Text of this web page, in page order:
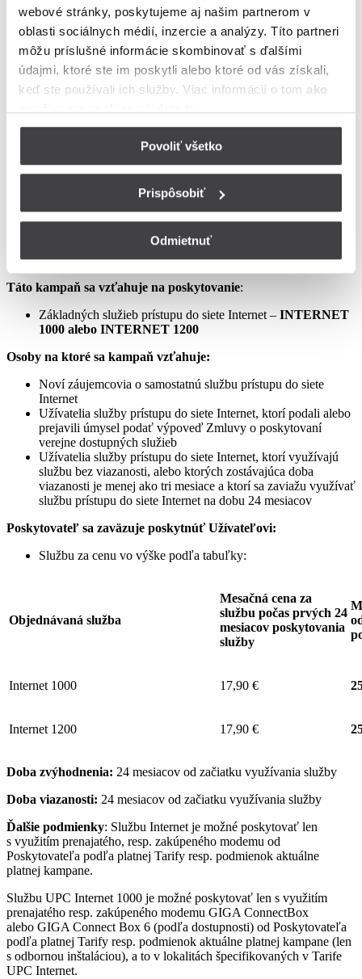
webové stránky, poskytujeme aj našim partnerom v
oblasti sociálnych médií, inzercie a analýzy. Títo partneri
môžu príslušné informácie skombinovať s ďalšími
údajmi, ktoré ste im poskytli alebo ktoré od vás získali,
keď ste používali ich služby. Viac informácií o tom ako
Povoliť všetko
Prispôsobiť
Odmietnuť
podmienkach neupravené sa riadia Zmluvou o poskytovaní verejne
dostupných služieb, vrátane všetkých jej súčastí, t.j. najmä
Všeobecných obchodných
podmienok na poskytovanie verejne dostupných služieb,
Osobitných podmienok, Tarify UPC Internet a Tarify jednorazových
služieb a iných platieb.
Ceny v týchto podmienkach kampane predstavujú mesačné
poplatky za využívanie služieb podľa týchto podmienok kampane a
sú uvedené vrátane DPH podľa aktuálne platných právnych
predpisov.
Aprílový Crazy Week – Internet samostatne – LIS
Táto kampaň sa vzťahuje na poskytovanie:
Základných služieb prístupu do siete Internet – INTERNET
1000 alebo INTERNET 1200
Osoby na ktoré sa kampaň vzťahuje:
Noví záujemcovia o samostatnú službu prístupu do siete
Internet
Užívatelia služby prístupu do siete Internet, ktorí podali alebo
prejavili úmysel podať výpoveď Zmluvy o poskytovaní
verejne dostupných služieb
Užívatelia služby prístupu do siete Internet, ktorí využívajú
službu bez viazanosti, alebo ktorých zostávajúca doba
viazanosti je menej ako tri mesiace a ktorí sa zaviažu využívať
službu prístupu do siete Internet na dobu 24 mesiacov
Poskytovateľ sa zaväzuje poskytnúť Užívateľovi:
Službu za cenu vo výške podľa tabuľky:
Objednávaná služba
Mesačná cena za
službu počas prvých 24
mesiacov poskytovania
služby
Internet 1000 17,90 €
Internet 1200 17,90 €
Doba zvýhodnenia: 24 mesiacov od začiatku využívania služby
Doba viazanosti: 24 mesiacov od začiatku využívania služby
Ďalšie podmienky: Službu Internet je možné poskytovať len
s využitím prenajatého, resp. zakúpeného modemu od
Poskytovateľa podľa platnej Tarify resp. podmienok aktuálne
platnej kampane.
Službu UPC Internet 1000 je možné poskytovať len s využitím
prenajatého resp. zakúpeného modemu GIGA ConnectBox
alebo GIGA Connect Box 6 (podľa dostupnosti) od Poskytovateľa
podľa platnej Tarify resp. podmienok aktuálne platnej kampane (len
s odbornou inštaláciou), a to v lokalitách špecifikovaných v Tarife
UPC Internet.